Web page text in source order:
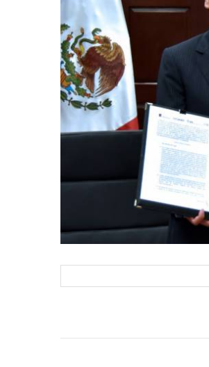
en el ejercicio de sus
electorales
Y salió la